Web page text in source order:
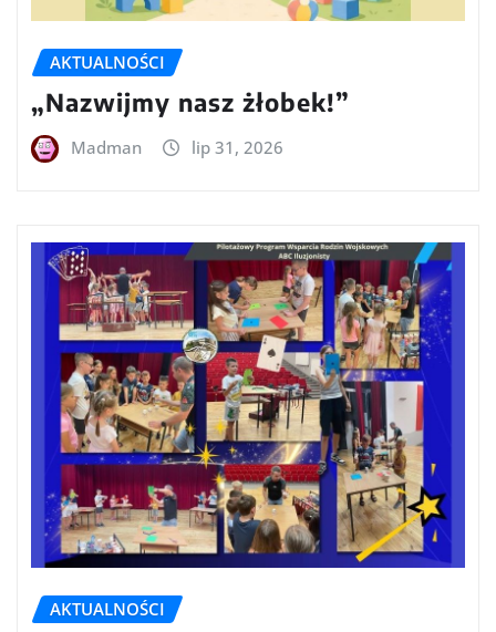
AKTUALNOŚCI
„Nazwijmy nasz żłobek!”
Madman lip 31, 2026
AKTUALNOŚCI